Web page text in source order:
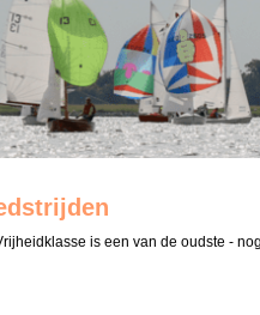
is een van de oudste -